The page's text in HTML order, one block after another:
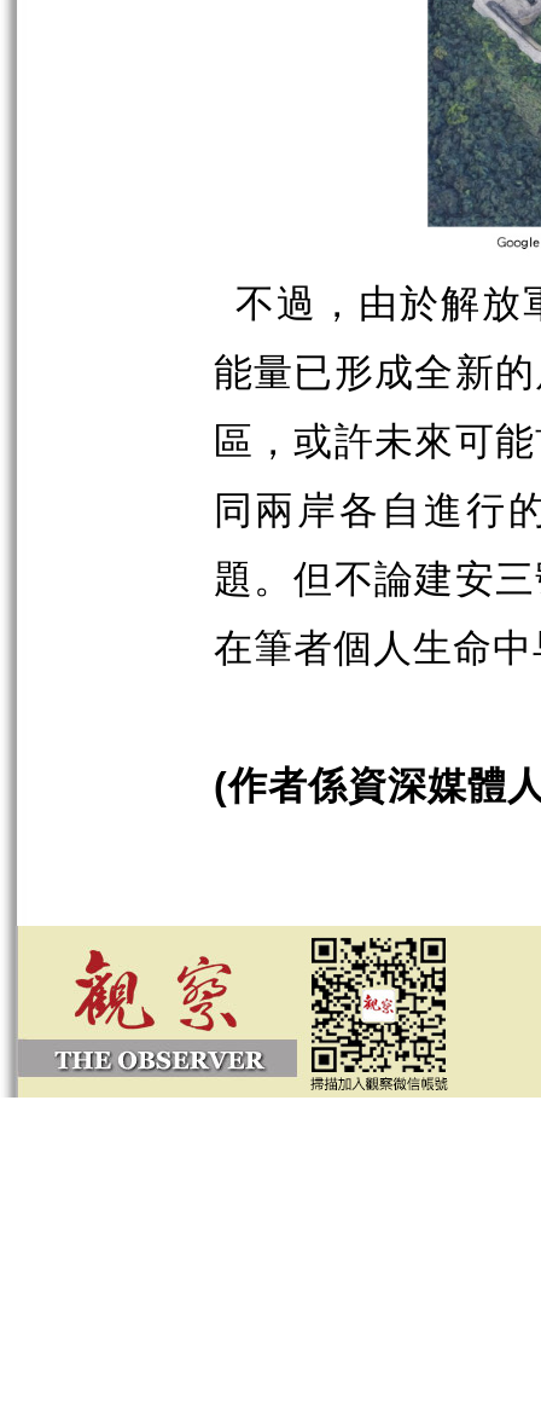
不過，由於解放
能量已形成全新
區，或許未來可
同兩岸各自進行
題。但不論建安
在筆者個人生命
(作者係資深媒體